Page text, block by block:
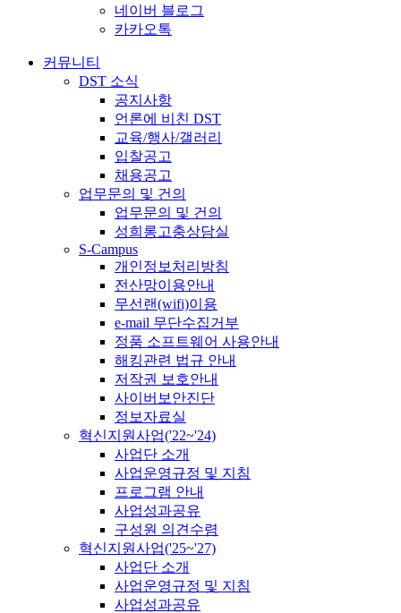
네이버 블로그
카카오톡
커뮤니티
DST 소식
공지사항
언론에 비친 DST
교육/행사/갤러리
입찰공고
채용공고
업무문의 및 건의
업무문의 및 건의
성희롱고충상담실
S-Campus
개인정보처리방침
전산망이용안내
무선랜(wifi)이용
e-mail 무단수집거부
정품 소프트웨어 사용안내
해킹관련 법규 안내
저작권 보호안내
사이버보안진단
정보자료실
혁신지원사업('22~'24)
사업단 소개
사업운영규정 및 지침
프로그램 안내
사업성과공유
구성원 의견수렴
혁신지원사업('25~'27)
사업단 소개
사업운영규정 및 지침
사업성과공유